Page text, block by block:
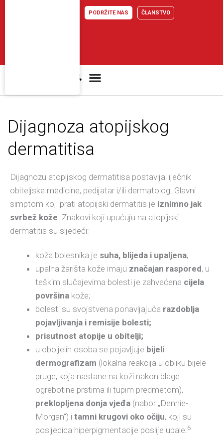
PODRŽITE NAS ČLANSTVO
Dijagnoza atopijskog
dermatitisa
Dijagnozu atopijskog dermatitisa postavlja liječnik
obiteljske medicine, pedijatar i/ili dermatolog. Glavni
simptom koji prati atopijski dermatitis je iznimno jak
svrbež kože . Znakovi koji upućuju na atopijski
dermatitis su sljedeći:
koža bolesnika je suha, blijeda i upaljena;
upalna žarišta kože imaju značajan raspored, u
teškim slučajevima bolesti je zahvaćena cijela
površina kože;
bolesti su svojstvena ponavljajuća razdoblja
pojavljivanja i remisije bolesti;
prisutnost atopije u obitelji;
u oboljelih osoba se pojavljuje bijeli
dermografizam (lokalna reakcija u obliku bijele
pruge, koja nastane na koži nakon blage
ogrebotine prstima ili tupim predmetom),
preklopljena donja vjeđa (nabor „Dennie-
Morgan“) i tamni krugovi oko očiju, koji su
posljedica hiperpigmentacije poslije upale.6